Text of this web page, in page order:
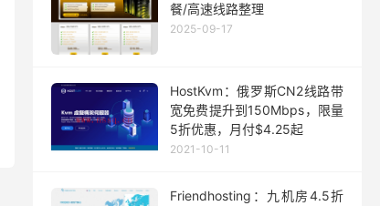
餐/高速线路整理
2025-09-17
HostKvm：俄罗斯CN2线路带
宽免费提升到150Mbps，限量
5折优惠，月付$4.25起
2021-10-11
Friendhosting：九机房4.5折